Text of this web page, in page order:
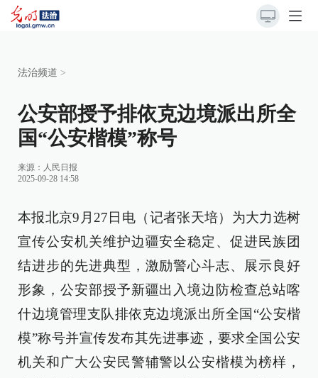
法治频道 >
公安部授予排依克边境派出所全
国“公安楷模”称号
来源： 人民日报
2025-09-28 14:58
本报北京9月27日电（记者张天培）为大力选树
宣传公安机关维护边疆安全稳定、促进民族团
结进步的先进典型，激励警心斗志、展示良好
形象，公安部授予新疆出入境边防检查总站喀
什边境管理支队排依克边境派出所全国“公安楷
模”称号并宣传发布其先进事迹，要求全国公安
机关和广大公安民警辅警以公安楷模为榜样，